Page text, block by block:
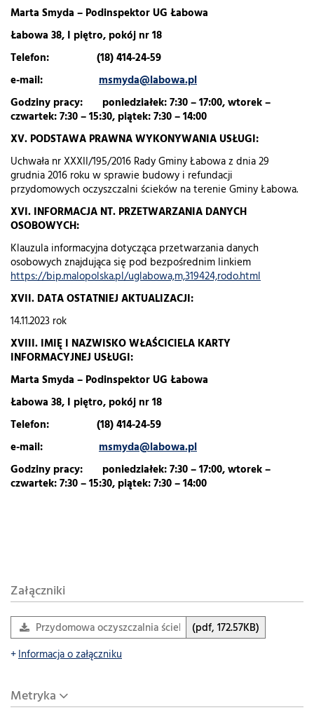
Marta Smyda – Podinspektor UG Łabowa
Łabowa 38, I piętro, pokój nr 18
Telefon: (18) 414-24-59
e-mail: msmyda@labowa.pl
Godziny pracy: poniedziałek: 7:30 – 17:00, wtorek –
czwartek: 7:30 – 15:30, piątek: 7:30 – 14:00
XV. PODSTAWA PRAWNA WYKONYWANIA USŁUGI:
Uchwała nr XXXII/195/2016 Rady Gminy Łabowa z dnia 29
grudnia 2016 roku w sprawie budowy i refundacji
przydomowych oczyszczalni ścieków na terenie Gminy Łabowa.
XVI. INFORMACJA NT. PRZETWARZANIA DANYCH
OSOBOWYCH:
Klauzula informacyjna dotycząca przetwarzania danych
osobowych znajdująca się pod bezpośrednim linkiem
https://bip.malopolska.pl/uglabowa,m,319424,rodo.html
XVII. DATA OSTATNIEJ AKTUALIZACJI:
14.11.2023 rok
XVIII. IMIĘ I NAZWISKO WŁAŚCICIELA KARTY
INFORMACYJNEJ USŁUGI:
Marta Smyda – Podinspektor UG Łabowa
Łabowa 38, I piętro, pokój nr 18
Telefon: (18) 414-24-59
e-mail: msmyda@labowa.pl
Godziny pracy: poniedziałek: 7:30 – 17:00, wtorek –
czwartek: 7:30 – 15:30, piątek: 7:30 – 14:00
Załączniki
Przydomowa oczyszczalnia ścieków.pdf(pdf, 172.57KB)
Informacja o załączniku
Metryka